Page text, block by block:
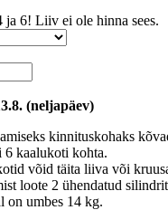
6! Liiv ei ole hinna sees.
(neljapäev)
kinnituskohaks
kaalukoti kohta.
võid täita liiva või
loote 2 ühendatud
on umbes 14 kg.